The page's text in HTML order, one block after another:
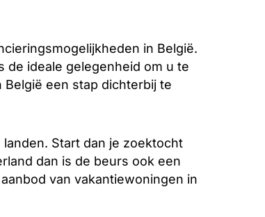
in België.
de ideale gelegenheid om u te
een stap dichterbij te
Start dan je zoektocht
dan is de beurs ook een
van vakantiewoningen in